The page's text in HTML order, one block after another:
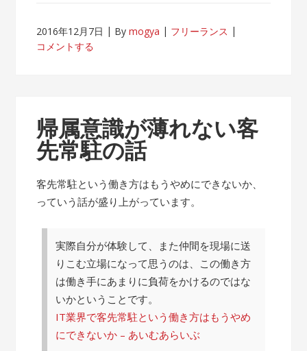
2016年12月7日 Bymogya
フリーランス
コメントする
帰属意識が薄れない客
先常駐の話
客先常駐という働き方はもうやめにできないか、
っていう話が盛り上がっています。
実際自分が体験して、また仲間を現場に送
りこむ立場になって思うのは、この働き方
は働き手にあまりに負荷をかけるのではな
いかということです。
IT業界で客先常駐という働き方はもうやめ
にできないか – あいむあらいぶ